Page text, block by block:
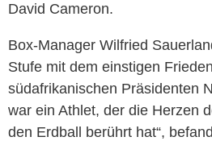
David Cameron.
Box-Manager Wilfried
Stufe mit dem einstigen
südafrikanischen Präsidenten
war ein Athlet, der die Herzen
den Erdball berührt hat“,